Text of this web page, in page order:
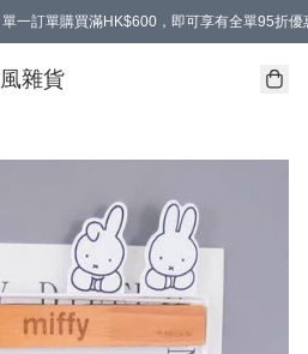
一訂單購買滿HK$600，即可享有全單95折優
一訂單消費購物滿HK$680(折扣後），可享有
雜貨